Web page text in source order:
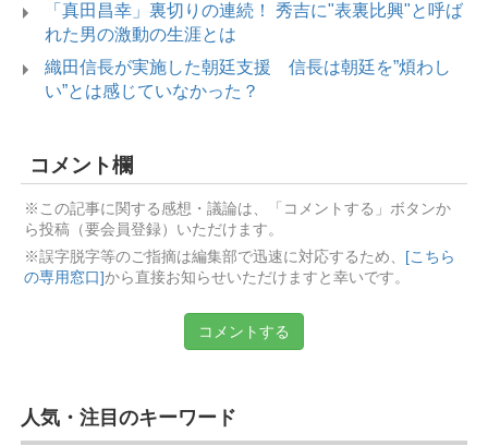
「真田昌幸」裏切りの連続！ 秀吉に"表裏比興"と呼ば
れた男の激動の生涯とは
織田信長が実施した朝廷支援 信長は朝廷を”煩わし
い”とは感じていなかった？
コメント欄
※この記事に関する感想・議論は、「コメントする」ボタンか
ら投稿（要会員登録）いただけます。
※誤字脱字等のご指摘は編集部で迅速に対応するため、
[こちら
の専用窓口]から直接お知らせいただけますと幸いです。
コメントする
人気・注目のキーワード